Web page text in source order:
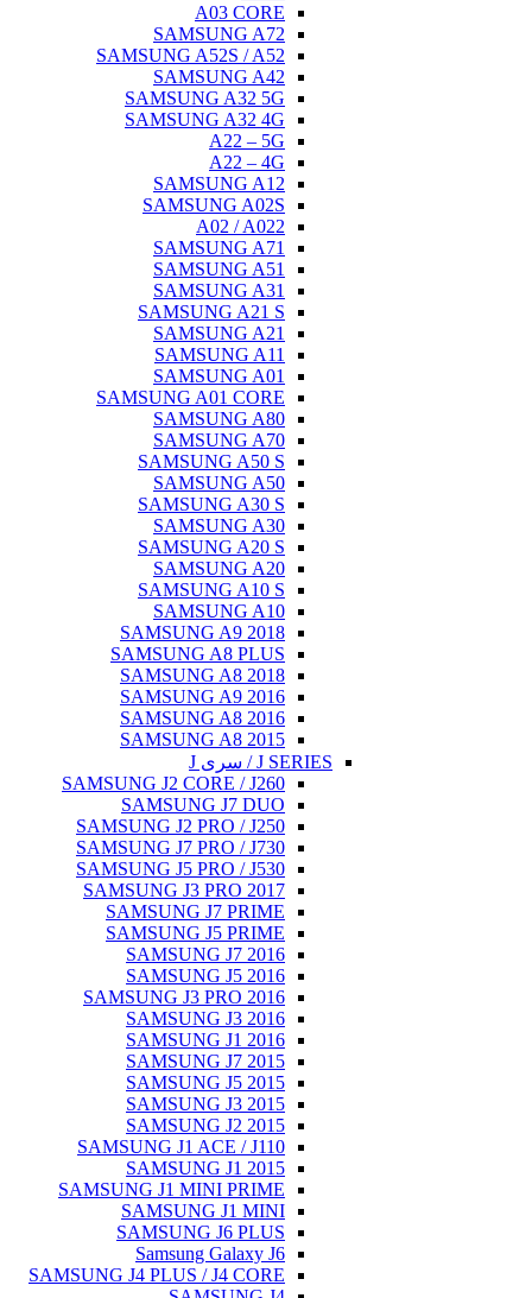
A03 CORE
SAMSUNG A72
SAMSUNG A52S / A52
SAMSUNG A42
SAMSUNG A32 5G
SAMSUNG A32 4G
A22 – 5G
A22 – 4G
SAMSUNG A12
SAMSUNG A02S
A02 / A022
SAMSUNG A71
SAMSUNG A51
SAMSUNG A31
SAMSUNG A21 S
SAMSUNG A21
SAMSUNG A11
SAMSUNG A01
SAMSUNG A01 CORE
SAMSUNG A80
SAMSUNG A70
SAMSUNG A50 S
SAMSUNG A50
SAMSUNG A30 S
SAMSUNG A30
SAMSUNG A20 S
SAMSUNG A20
SAMSUNG A10 S
SAMSUNG A10
SAMSUNG A9 2018
SAMSUNG A8 PLUS
SAMSUNG A8 2018
SAMSUNG A9 2016
SAMSUNG A8 2016
SAMSUNG A8 2015
J SERIES / سری J
SAMSUNG J2 CORE / J260
SAMSUNG J7 DUO
SAMSUNG J2 PRO / J250
SAMSUNG J7 PRO / J730
SAMSUNG J5 PRO / J530
SAMSUNG J3 PRO 2017
SAMSUNG J7 PRIME
SAMSUNG J5 PRIME
SAMSUNG J7 2016
SAMSUNG J5 2016
SAMSUNG J3 PRO 2016
SAMSUNG J3 2016
SAMSUNG J1 2016
SAMSUNG J7 2015
SAMSUNG J5 2015
SAMSUNG J3 2015
SAMSUNG J2 2015
SAMSUNG J1 ACE / J110
SAMSUNG J1 2015
SAMSUNG J1 MINI PRIME
SAMSUNG J1 MINI
SAMSUNG J6 PLUS
Samsung Galaxy J6
SAMSUNG J4 PLUS / J4 CORE